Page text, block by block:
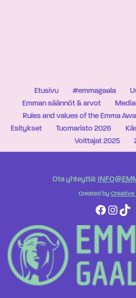
Etusivu #emmagaala
Emman säännöt & arvot
Rules and values of the Emma
Esitykset
Tuomaristo 2026
Voittajat 2025
Ota yhteyttä:
Created by Creative